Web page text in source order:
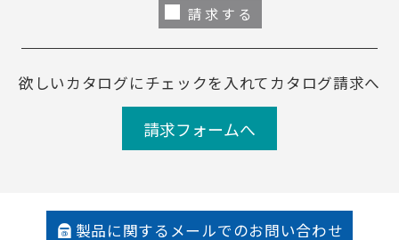
請求する
欲しいカタログにチェックを入れてカタログ請求へ
請求フォームへ
製品に関するメールでのお問い合わせ